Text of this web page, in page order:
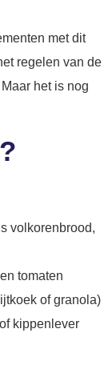
met dit
regelen van de
het is nog
volkorenbrood,
tomaten
of granola)
kippenlever